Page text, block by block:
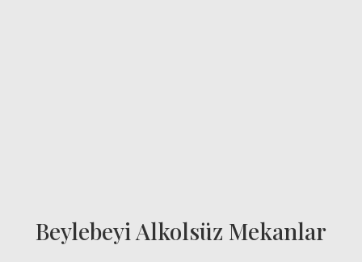
Beylebeyi Alkolsüz Mekanlar